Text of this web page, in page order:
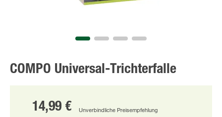
COMPO Universal-Trichterfalle
14,99 € Unverbindliche Preisempfehlung